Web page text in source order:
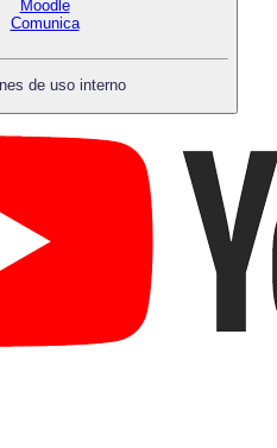
Moodle
Comunica
de uso interno